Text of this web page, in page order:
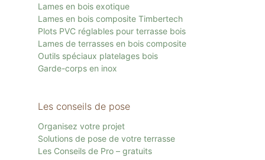
Lames en bois exotique
Lames en bois composite Timbertech
Plots PVC réglables pour terrasse bois
Lames de terrasses en bois composite
Outils spéciaux platelages bois
Garde-corps en inox
Les conseils de pose
Organisez votre projet
Solutions de pose de votre terrasse
Les Conseils de Pro – gratuits